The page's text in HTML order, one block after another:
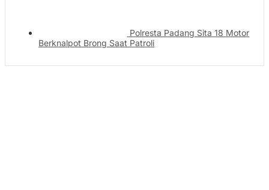
Polresta Padang Sita 18 Motor
Berknalpot Brong Saat Patroli